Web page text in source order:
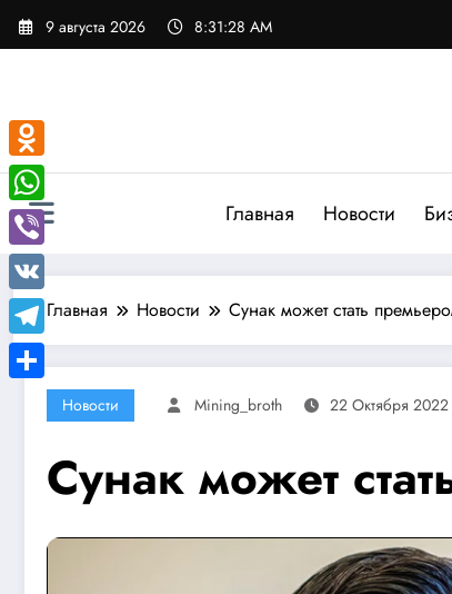
Перейти
9 августа 2026 8:31:29 AM
Главная Новости
Главная Новости Сунак может стать
Новости Mining_broth 22 Октября 2022
Сунак может
Odnoklassniki
WhatsApp
Viber
VK
Telegram
Отправить